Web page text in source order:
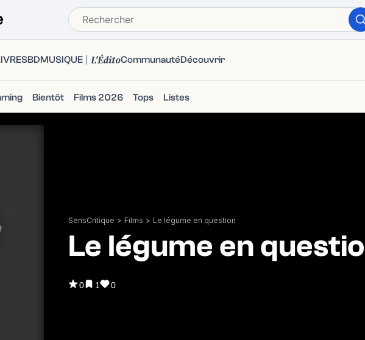
BDMUSIQUE L'ÉditoCommunautéDécouvrir
Bientôt Films 2026 Tops Listes
SensCritique > Films > Le légume en question
Le légume en
0 1 0